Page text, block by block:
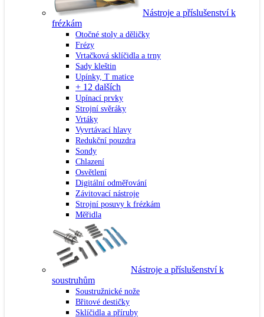
Nástroje a příslušenství k
frézkám
Otočné stoly a děličky
Frézy
Vrtačková sklíčidla a trny
Sady kleštin
Upínky, T matice
+ 12 dalších
Upínací prvky
Strojní svěráky
Vrtáky
Vyvrtávací hlavy
Redukční pouzdra
Sondy
Chlazení
Osvětlení
Digitální odměřování
Závitovací nástroje
Strojní posuvy k frézkám
Měřidla
Nástroje a příslušenství k
soustruhům
Soustružnické nože
Břitové destičky
Sklíčidla a příruby